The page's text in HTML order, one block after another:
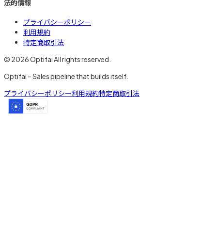
法的情報
プライバシーポリシー
利用規約
特定商取引法
© 2026 Optifai All rights reserved.
Optifai – Sales pipeline that builds itself.
プライバシーポリシー利用規約特定商取引法